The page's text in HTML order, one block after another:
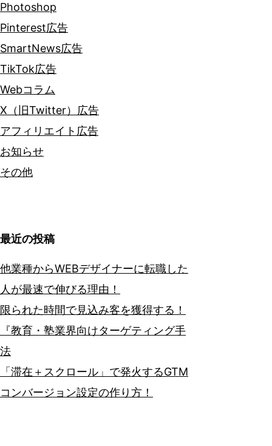
Photoshop
Pinterest広告
SmartNews広告
TikTok広告
Webコラム
X（旧Twitter）広告
アフィリエイト広告
お知らせ
その他
最近の投稿
他業種からWEBデザイナーに転職した
人が最速で伸びる理由！
限られた時間で見込み客を獲得する！
『教育・塾業界向けターゲティング手
法
「滞在＋スクロール」で発火するGTM
コンバージョン設定の作り方！